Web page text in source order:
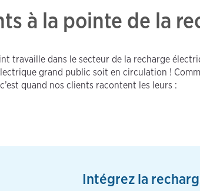
à la pointe de la
travaille dans le secteur de la recharge
grand public soit en circulation !
quand nos clients racontent les leurs :
Intégrez la